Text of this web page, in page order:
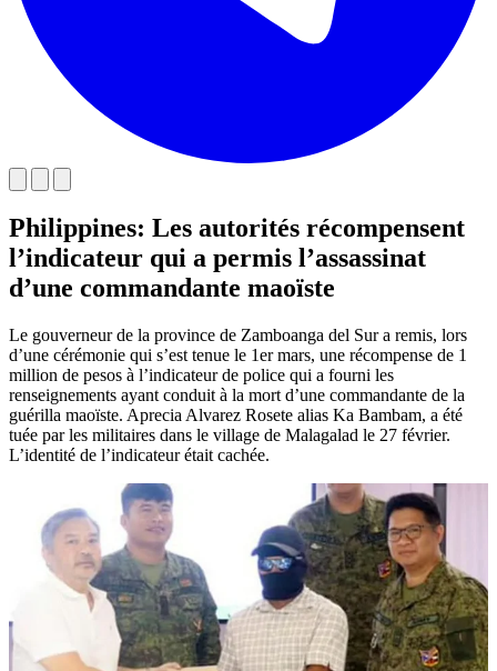
Philippines: Les autorités récompensent
l’indicateur qui a permis l’assassinat
d’une commandante maoïste
Le gouverneur de la province de Zamboanga del Sur a remis, lors
d’une cérémonie qui s’est tenue le 1er mars, une récompense de 1
million de pesos à l’indicateur de police qui a fourni les
renseignements ayant conduit à la mort d’une commandante de la
guérilla maoïste. Aprecia Alvarez Rosete alias Ka Bambam, a été
tuée par les militaires dans le village de Malagalad le 27 février.
L’identité de l’indicateur était cachée.